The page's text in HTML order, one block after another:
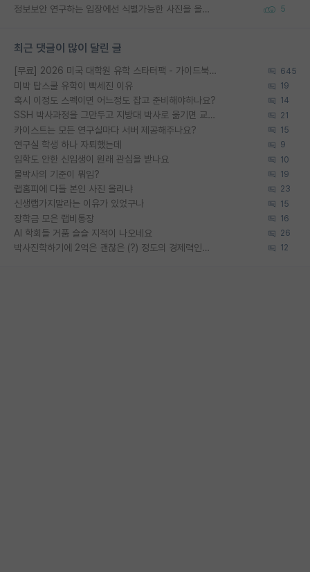
정보보안 연구하는 입장에선 식별가능한 사진을 올리는건 비추이긴함 5
최근 댓글이 많이 달린 글
[무료] 2026 미국 대학원 유학 스타터팩 - 가이드북 & 합격자 컨택메일 템플릿 645
미박 탑스쿨 유학이 빡세진 이유 19
혹시 이정도 스펙이면 어느정도 잡고 준비해야하나요? 14
SSH 박사과정을 그만두고 지방대 박사로 옮기면 교수의 꿈은 끝일까요? 21
카이스트는 모든 연구실마다 서버 제공해주나요? 15
연구실 학생 하나 자퇴했는데 9
입학도 안한 신입생이 원래 관심을 받나요 10
물박사의 기준이 뭐임? 19
랩홈피에 다들 본인 사진 올리냐 23
신생랩가지말라는 이유가 있었구나 15
장학금 모은 랩비통장 16
AI 학회들 거품 슬슬 지적이 나오네요 26
박사진학하기에 2억은 괜찮은 (?) 정도의 경제력인가요 12